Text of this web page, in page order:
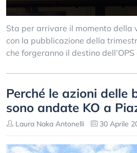
Sta per arrivare il momento della
con la pubblicazione della
che forgeranno il destino
Perché le azioni delle
sono andate KO a
Laura Naka Antonelli 30 Aprile